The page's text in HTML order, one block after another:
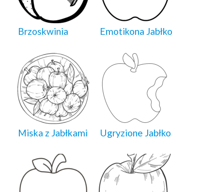
Brzoskwinia Emotikona Jabłko
Miska z Jabłkami Ugryzione Jabłko